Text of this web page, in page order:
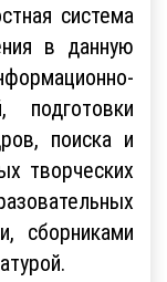
система
в данную
подготовки
поиска и
творческих
сборниками